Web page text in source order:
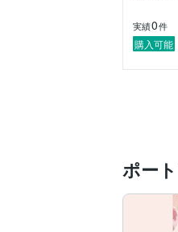
実績0件
購入可能
ポー